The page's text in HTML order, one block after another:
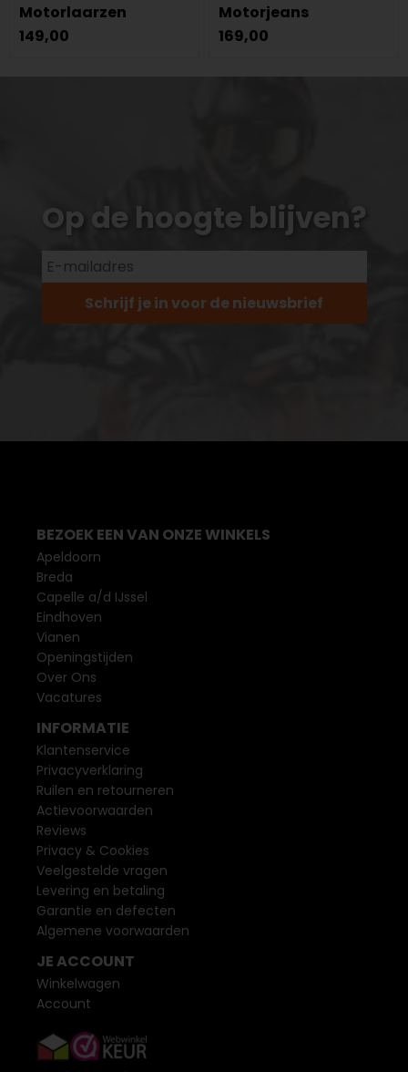
Motorlaarzen
149,00
Motorjeans
169,00
Op de hoogte blijven?
Schrijf je in voor de nieuwsbrief
BEZOEK EEN VAN ONZE WINKELS
Apeldoorn
Breda
Capelle a/d IJssel
Eindhoven
Vianen
Openingstijden
Over Ons
Vacatures
INFORMATIE
Klantenservice
Privacyverklaring
Ruilen en retourneren
Actievoorwaarden
Reviews
Privacy & Cookies
Veelgestelde vragen
Levering en betaling
Garantie en defecten
Algemene voorwaarden
JE ACCOUNT
Winkelwagen
Account